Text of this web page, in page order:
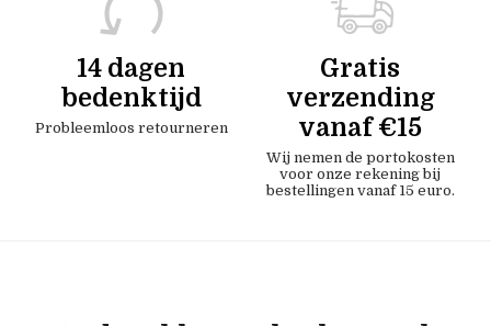
14 dagen
bedenktijd
Probleemloos retourneren
Gratis
verzending
vanaf €15
Wij nemen de portokosten
voor onze rekening bij
bestellingen vanaf 15 euro.